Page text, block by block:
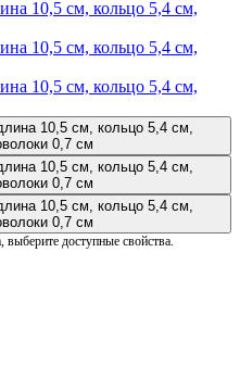
доступные свойства.